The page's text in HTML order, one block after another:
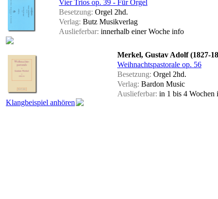
Vier Trios op. 39 - Für Orgel
Besetzung: Orgel 2hd.
Verlag: Butz Musikverlag
Auslieferbar: innerhalb einer Woche info
Klangbeispiel anhören
Merkel, Gustav Adolf (1827-
Weihnachtspastorale op. 56
Besetzung: Orgel 2hd.
Verlag: Bardon Music
Auslieferbar: in 1 bis 4 Wochen